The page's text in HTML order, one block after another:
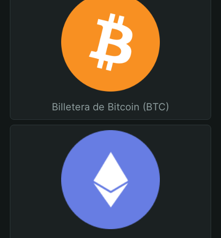
Billetera de Bitcoin (BTC)